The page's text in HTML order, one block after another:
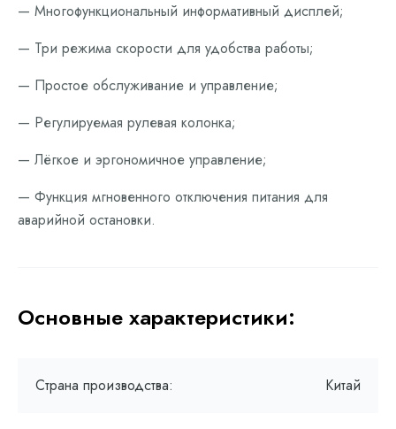
— Многофункциональный информативный дисплей;
— Три режима скорости для удобства работы;
— Простое обслуживание и управление;
— Регулируемая рулевая колонка;
— Лёгкое и эргономичное управление;
— Функция мгновенного отключения питания для
аварийной остановки.
Основные характеристики:
Страна производства: Китай